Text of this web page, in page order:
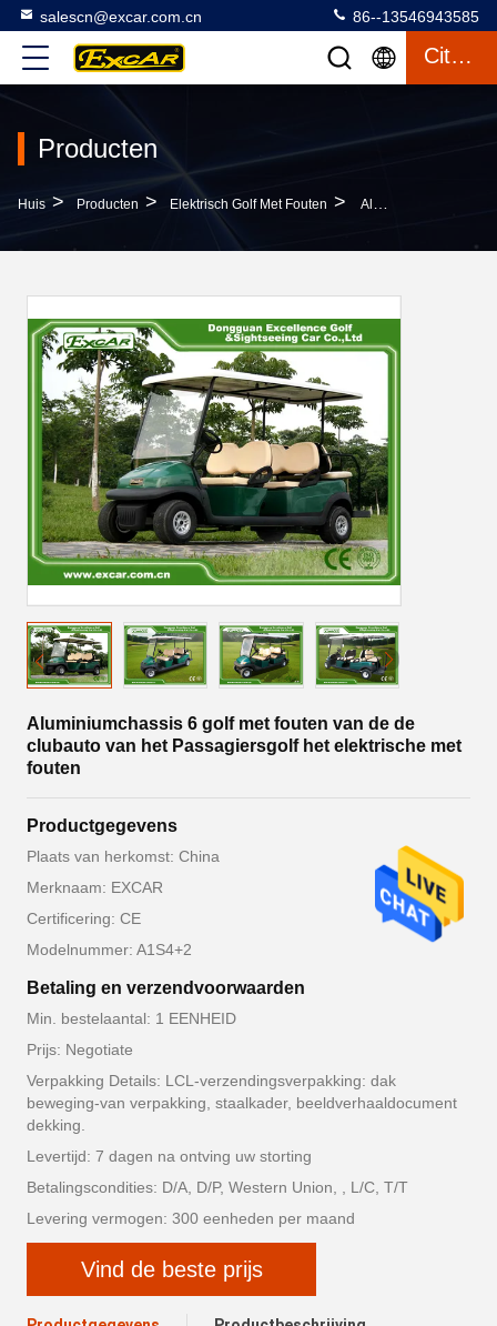
salescn@excar.com.cn 86--13546943585
Citaat
Producten
Huis > Producten > Elektrisch Golf Met Fouten > Aluminiumchassis 6 Golf Met Fouten Van De De Clubauto Van Het Passagiersgolf Het Elektrische Met Fouten
Aluminiumchassis 6 golf met fouten van de de
clubauto van het Passagiersgolf het elektrische met
fouten
Productgegevens
Plaats van herkomst: China
Merknaam: EXCAR
Certificering: CE
Modelnummer: A1S4+2
Betaling en verzendvoorwaarden
Min. bestelaantal: 1 EENHEID
Prijs: Negotiate
Verpakking Details: LCL-verzendingsverpakking: dak
beweging-van verpakking, staalkader, beeldverhaaldocument
dekking.
Levertijd: 7 dagen na ontving uw storting
Betalingscondities: D/A, D/P, Western Union, , L/C, T/T
Levering vermogen: 300 eenheden per maand
Vind de beste prijs